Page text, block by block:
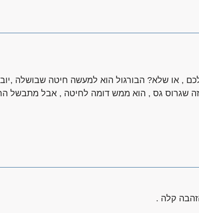
לכם , או שלא? הבורגול הוא למעשה חיטה שבושלה
שגרוס גס , הוא ממש דומה לחיטה , אבל מתבשל
קלה .